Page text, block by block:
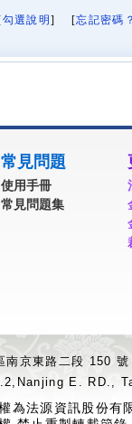
勾選說明 ] [忘記密碼？
常見問題
使用手冊
常見問題集
南京東路二段 150
E. RD.,
為法源資訊股份有